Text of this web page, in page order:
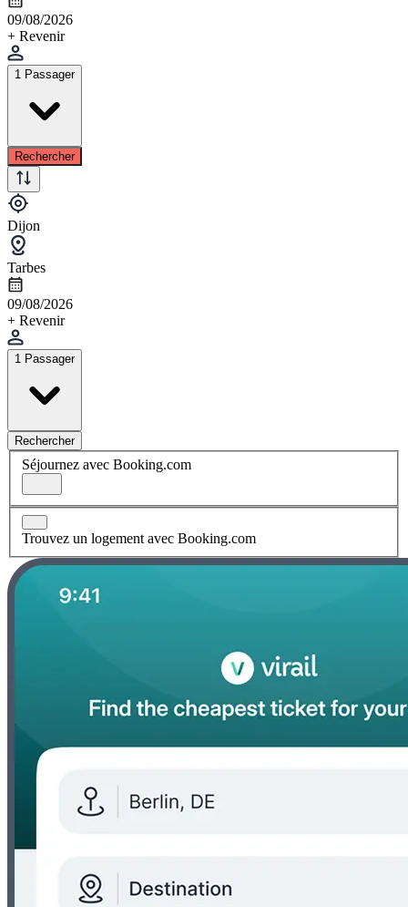
09/08/2026
+ Revenir
1 Passager
Rechercher
Dijon
Tarbes
09/08/2026
+ Revenir
1 Passager
Rechercher
Séjournez avec Booking.com
Trouvez un logement avec Booking.com